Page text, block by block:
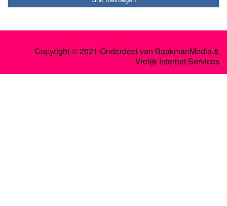
Copyright © 2021 Onderdeel van BaakmanMedia&
Vrolijk Internet Services